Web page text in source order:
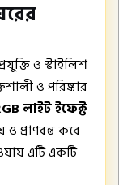
ও স্টাইলিশ
ও পরিষ্কার
লাইট ইফেক্ট
প্রাণবন্ত করে
এটি একটি